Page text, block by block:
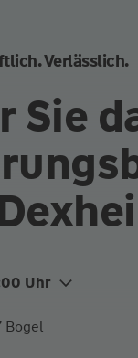
Verlässlich.
Sie
Uhr
09:00 - 12:00
Bogel